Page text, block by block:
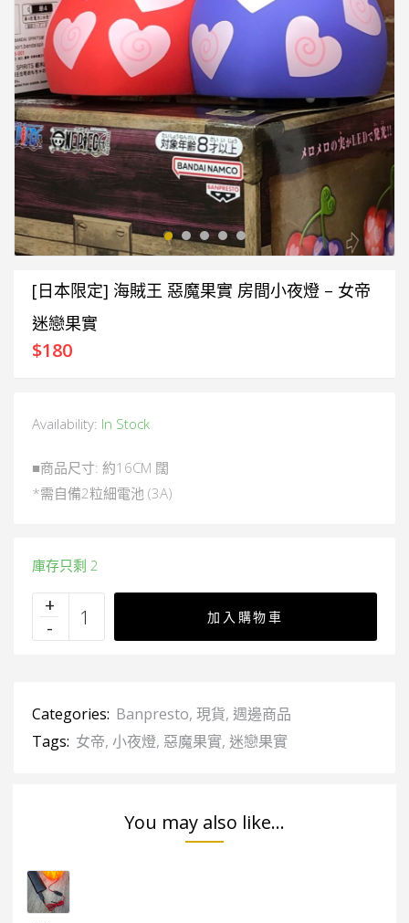
[日本限定] 海賊王 惡魔果實 房間小夜燈 – 女帝
迷戀果實
$180
Availability: In Stock
■商品尺寸: 約16CM 闊
*需自備2粒細電池 (3A)
庫存只剩 2
加入購物車
Categories: Banpresto, 現貨, 週邊商品
Tags: 女帝, 小夜燈, 惡魔果實, 迷戀果實
You may also like...